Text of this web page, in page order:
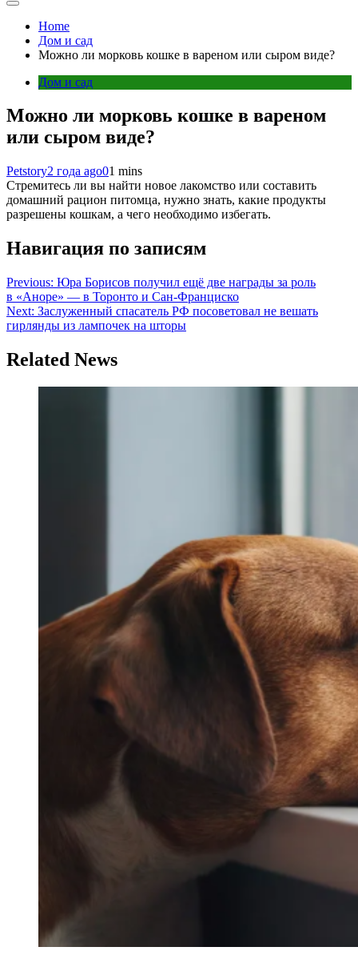
Home
Дом и сад
Можно ли морковь кошке в вареном или сыром виде?
Дом и сад
Можно ли морковь кошке в вареном
или сыром виде?
Petstory2 года ago01 mins
Стремитесь ли вы найти новое лакомство или составить
домашний рацион питомца, нужно знать, какие продукты
разрешены кошкам, а чего необходимо избегать.
Навигация по записям
Previous: Юра Борисов получил ещё две награды за роль
в «Аноре» — в Торонто и Сан-Франциско
Next: Заслуженный спасатель РФ посоветовал не вешать
гирлянды из лампочек на шторы
Related News